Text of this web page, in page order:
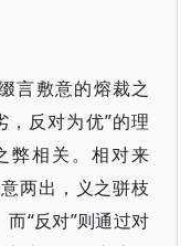
言敷意的熔裁之
反对为优”的理
弊相关。相对来
两出，义之骈枝
“反对”则通过对